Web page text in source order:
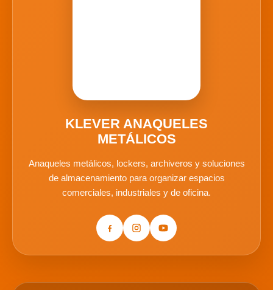
KLEVER ANAQUELES
METÁLICOS
Anaqueles metálicos, lockers, archiveros y soluciones
de almacenamiento para organizar espacios
comerciales, industriales y de oficina.